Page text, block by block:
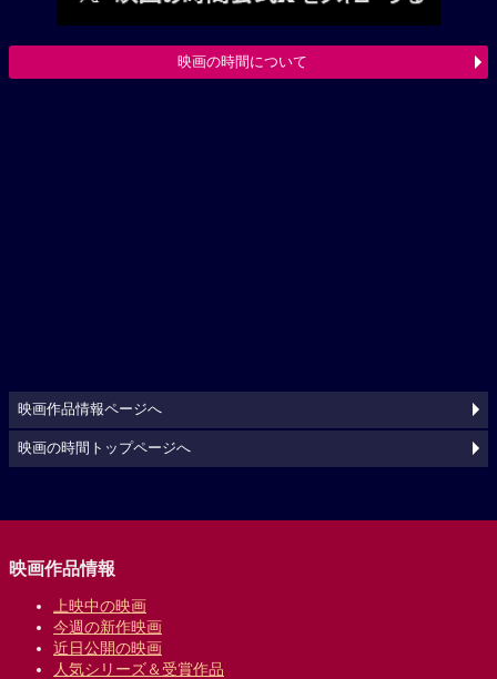
映画の時間について
映画作品情報ページへ
映画の時間トップページへ
映画作品情報
上映中の映画
今週の新作映画
近日公開の映画
人気シリーズ＆受賞作品